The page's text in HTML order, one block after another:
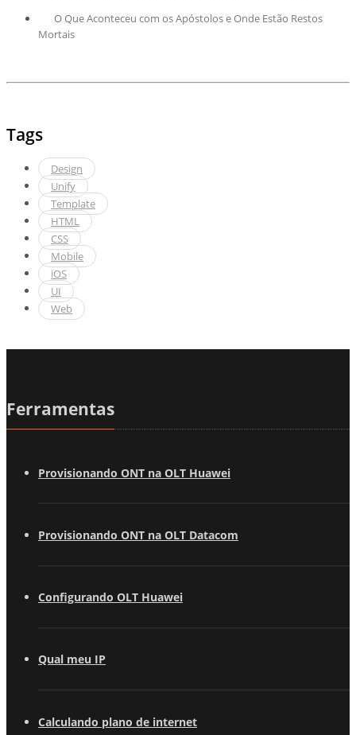
O Que Aconteceu com os Apóstolos e Onde Estão Restos
Mortais
Tags
Design
Unify
Template
HTML
CSS
Mobile
iOS
UI
Web
Ferramentas
Provisionando ONT na OLT Huawei
Provisionando ONT na OLT Datacom
Configurando OLT Huawei
Qual meu IP
Calculando plano de internet